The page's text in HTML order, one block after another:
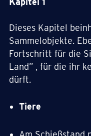
Dieses Kapitel
Sammelobjekte.
Fortschritt für die
Land” , für die ihr
dürft.
Tiere